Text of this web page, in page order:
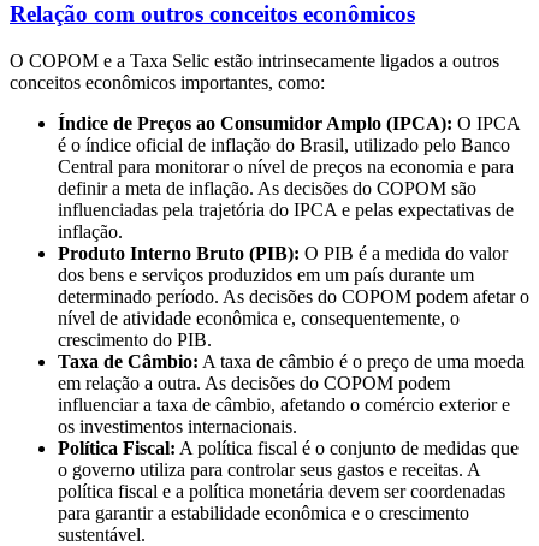
Relação com outros conceitos econômicos
O COPOM e a Taxa Selic estão intrinsecamente ligados a outros
conceitos econômicos importantes, como:
Índice de Preços ao Consumidor Amplo (IPCA): O IPCA
é o índice oficial de inflação do Brasil, utilizado pelo Banco
Central para monitorar o nível de preços na economia e para
definir a meta de inflação. As decisões do COPOM são
influenciadas pela trajetória do IPCA e pelas expectativas de
inflação.
Produto Interno Bruto (PIB): O PIB é a medida do valor
dos bens e serviços produzidos em um país durante um
determinado período. As decisões do COPOM podem afetar o
nível de atividade econômica e, consequentemente, o
crescimento do PIB.
Taxa de Câmbio: A taxa de câmbio é o preço de uma moeda
em relação a outra. As decisões do COPOM podem
influenciar a taxa de câmbio, afetando o comércio exterior e
os investimentos internacionais.
Política Fiscal: A política fiscal é o conjunto de medidas que
o governo utiliza para controlar seus gastos e receitas. A
política fiscal e a política monetária devem ser coordenadas
para garantir a estabilidade econômica e o crescimento
sustentável.